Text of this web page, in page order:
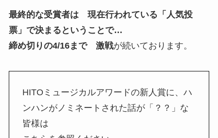
最終的な受賞者は 現在行われている「人気投
票」で決まるということで…
締め切りの4/16まで 激戦が続いております。
HITOミュージカルアワードの新人賞に、ハ
ンハンがノミネートされた話が「？？」な
皆様は